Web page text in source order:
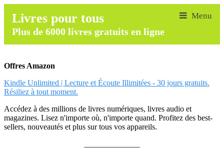
Livres pour tous
Plus de 6000 livres gratuits en ligne
Offres Amazon
Kindle Unlimited | Lecture et Écoute Illimitées - 30 jours gratuits.
Résiliez à tout moment.
Accédez à des millions de livres numériques, livres audio et
magazines. Lisez n'importe où, n'importe quand. Profitez des best-
sellers, nouveautés et plus sur tous vos appareils.